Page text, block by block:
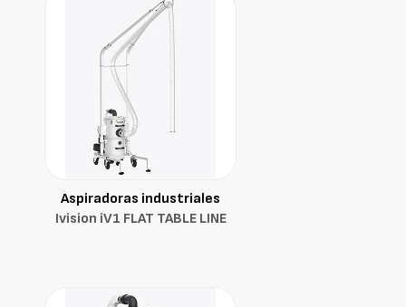
Aspiradoras industriales
Ivision iV1 FLAT TABLE LINE